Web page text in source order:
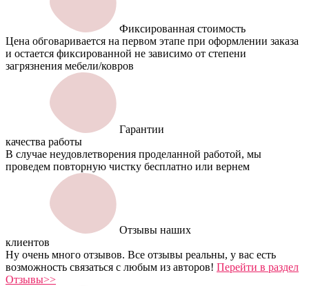
Фиксированная стоимость
Цена обговаривается на первом этапе при оформлении заказа
и остается фиксированной не зависимо от степени
загрязнения мебели/ковров
Гарантии
качества работы
В случае неудовлетворения проделанной работой, мы
проведем повторную чистку бесплатно или вернем
Отзывы наших
клиентов
Ну очень много отзывов. Все отзывы реальны, у вас есть
возможность связаться с любым из авторов! Перейти в раздел
Отзывы>>